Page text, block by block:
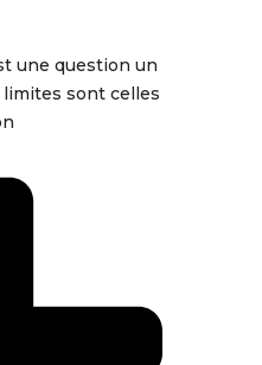
une question un
limites sont celles